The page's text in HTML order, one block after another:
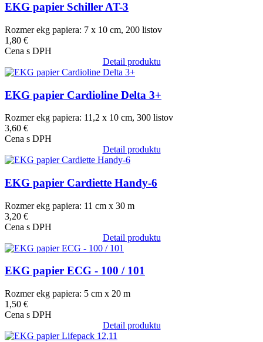
EKG papier Schiller AT-3
Rozmer ekg papiera: 7 x 10 cm, 200 listov
1,80 €
Cena s DPH
Detail produktu
Obrázok
EKG papier Cardioline Delta 3+
Rozmer ekg papiera: 11,2 x 10 cm, 300 listov
3,60 €
Cena s DPH
Detail produktu
Obrázok
EKG papier Cardiette Handy-6
Rozmer ekg papiera: 11 cm x 30 m
3,20 €
Cena s DPH
Detail produktu
Obrázok
EKG papier ECG - 100 / 101
Rozmer ekg papiera: 5 cm x 20 m
1,50 €
Cena s DPH
Detail produktu
Obrázok